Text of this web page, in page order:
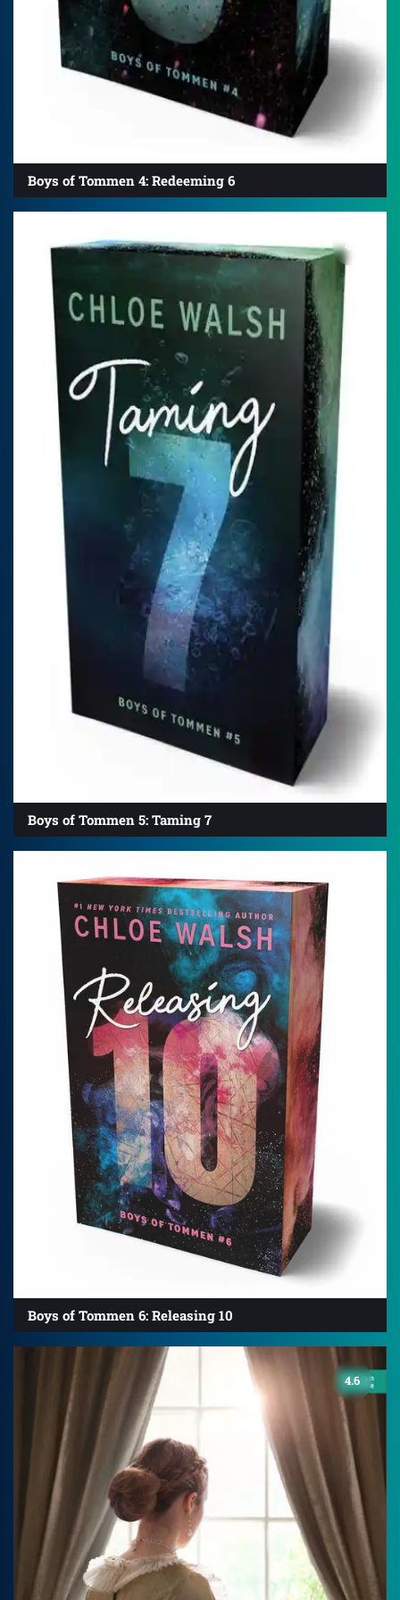
Boys of Tommen 4: Redeeming 6
4.7
Boys of Tommen 5: Taming 7
Boys of Tommen 6: Releasing 10
4.6